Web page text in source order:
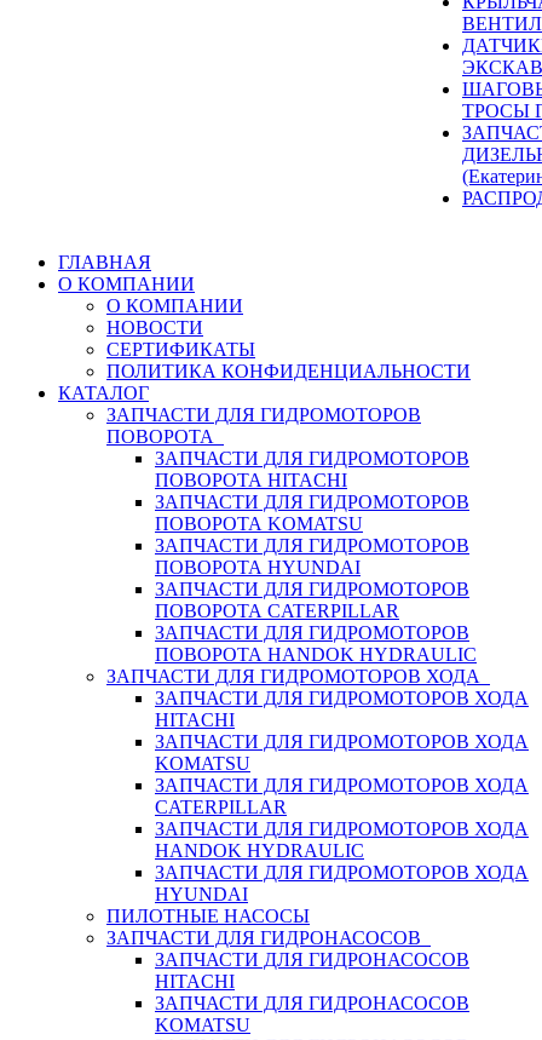
ТРОСЫ
ГЛАВНАЯ
О КОМПАНИИ
О КОМПАНИИ
НОВОСТИ
СЕРТИФИКАТЫ
ПОЛИТИКА КОНФИДЕНЦИАЛЬНОСТИ
КАТАЛОГ
ЗАПЧАСТИ ДЛЯ ГИДРОМОТОРОВ
ПОВОРОТА
ЗАПЧАСТИ ДЛЯ ГИДРОМОТОРОВ
ПОВОРОТА HITACHI
ЗАПЧАСТИ ДЛЯ ГИДРОМОТОРОВ
ПОВОРОТА KOMATSU
ЗАПЧАСТИ ДЛЯ ГИДРОМОТОРОВ
ПОВОРОТА HYUNDAI
ЗАПЧАСТИ ДЛЯ ГИДРОМОТОРОВ
ПОВОРОТА CATERPILLAR
ЗАПЧАСТИ ДЛЯ ГИДРОМОТОРОВ
ПОВОРОТА HANDOK HYDRAULIC
ЗАПЧАСТИ ДЛЯ ГИДРОМОТОРОВ ХОДА
ЗАПЧАСТИ ДЛЯ ГИДРОМОТОРОВ ХОДА
HITACHI
ЗАПЧАСТИ ДЛЯ ГИДРОМОТОРОВ ХОДА
KOMATSU
ЗАПЧАСТИ ДЛЯ ГИДРОМОТОРОВ ХОДА
CATERPILLAR
ЗАПЧАСТИ ДЛЯ ГИДРОМОТОРОВ ХОДА
HANDOK HYDRAULIC
ЗАПЧАСТИ ДЛЯ ГИДРОМОТОРОВ ХОДА
HYUNDAI
ПИЛОТНЫЕ НАСОСЫ
ЗАПЧАСТИ ДЛЯ ГИДРОНАСОСОВ
ЗАПЧАСТИ ДЛЯ ГИДРОНАСОСОВ
HITACHI
ЗАПЧАСТИ ДЛЯ ГИДРОНАСОСОВ
KOMATSU